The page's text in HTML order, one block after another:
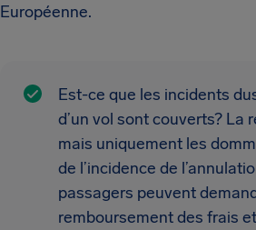
Européenne.
Est-ce que les incidents
d’un vol sont couverts? La
mais uniquement les
de l’incidence de
passagers peuvent
remboursement des frais